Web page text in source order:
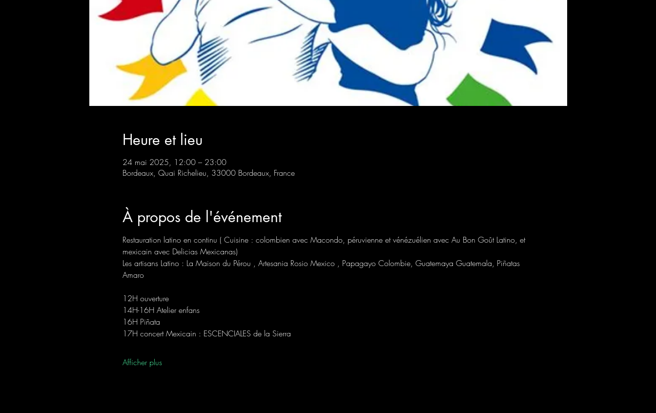
Heure et lieu
24 mai 2025, 12:00 – 23:00
Bordeaux, Quai Richelieu, 33000 Bordeaux, France
À propos de l'événement
Restauration latino en continu ( Cuisine : colombien avec Macondo, péruvienne et vénézuélien avec Au Bon Goût Latino, et
mexicain avec Delicias Mexicanas)
Les artisans Latino : La Maison du Pérou , Artesania Rosio Mexico , Papagayo Colombie, Guatemaya Guatemala, Piñatas
Amaro
12H ouverture
14H-16H Atelier enfans
16H Piñata
17H concert Mexicain : ESCENCIALES de la Sierra
Afficher plus